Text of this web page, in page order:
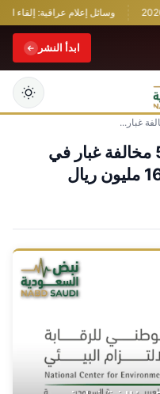
وسائل إعلام عراقية: إلقاء
ابدأ النشر
المركز الوطني يحرر 557 مخالفة غبار في